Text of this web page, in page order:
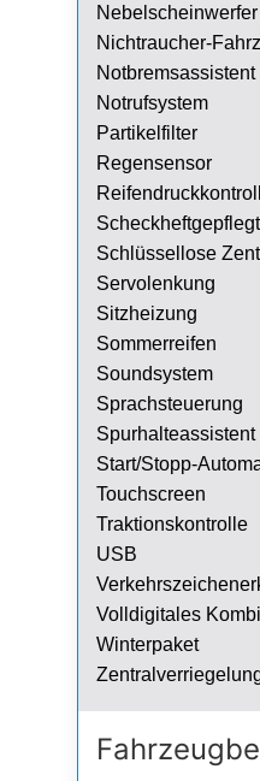
Nebelscheinwerfer
Nichtraucher-
Notbremsassistent
Notrufsystem
Partikelfilter
Regensensor
Scheckheftgepflegt
Schlüssellose
Servolenkung
Sitzheizung
Sommerreifen
Soundsystem
Sprachsteuerung
Spurhalteassistent
Start/Stopp-
Touchscreen
Traktionskontrolle
USB
Volldigitales
Winterpaket